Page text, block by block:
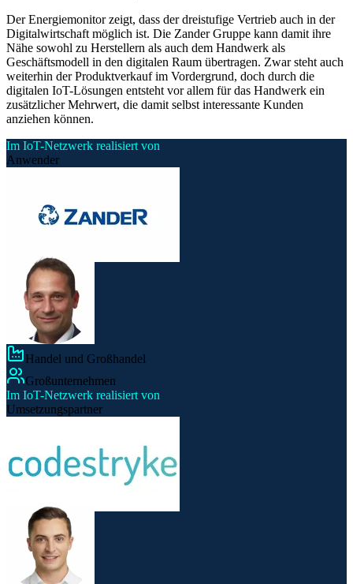
Der Energiemonitor zeigt, dass der dreistufige Vertrieb auch in der
Digitalwirtschaft möglich ist. Die Zander Gruppe kann damit ihre
Nähe sowohl zu Herstellern als auch dem Handwerk als
Geschäftsmodell in den digitalen Raum übertragen. Zwar steht auch
weiterhin der Produktverkauf im Vordergrund, doch durch die
digitalen IoT-Lösungen entsteht vor allem für das Handwerk ein
zusätzlicher Mehrwert, die damit selbst interessante Kunden
anziehen können.
Im IoT-Netzwerk realisiert von
Anwender
Handel und Großhandel
Großunternehmen
Im IoT-Netzwerk realisiert von
Umsetzungspartner